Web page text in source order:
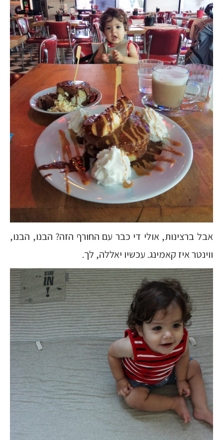
אבל ברצינות, אולי די כבר עם החורף הזה? הבנו, הבנו,
ווינטר איז קאמינג. עכשיו יאללה, לך.